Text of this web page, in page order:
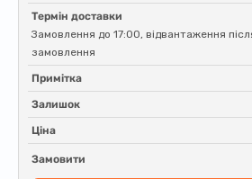
Термін доставки
Замовлення до 17:00, відвантаження
замовлення
Примітка
Залишок
Ціна
Замовити